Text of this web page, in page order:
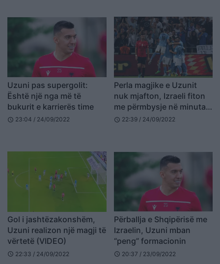
Uzuni pas supergolit:
Është një nga më të
bukurit e karrierës time
schedule 23:04 / 24/09/2022
Perla magjike e Uzunit
nuk mjafton, Izraeli fiton
me përmbysje në minutat
e fundit (VIDEO)
schedule 22:39 / 24/09/2022
Gol i jashtëzakonshëm,
Uzuni realizon një magji të
vërtetë (VIDEO)
schedule 22:33 / 24/09/2022
Përballja e Shqipërisë me
Izraelin, Uzuni mban
“peng” formacionin
schedule 20:37 / 23/09/2022